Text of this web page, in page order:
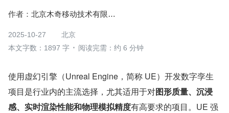
作者： 北京木奇移动技术有限公司
2025-10-27
北京
本文字数：1897 字
阅读完需：约 6 分钟
使用虚幻引擎（Unreal Engine，简称 UE）开发数字孪生
项目是行业内的主流选择，尤其适用于对图形质量、沉浸
感、实时渲染性能和物理模拟精度有高要求的项目。UE 强